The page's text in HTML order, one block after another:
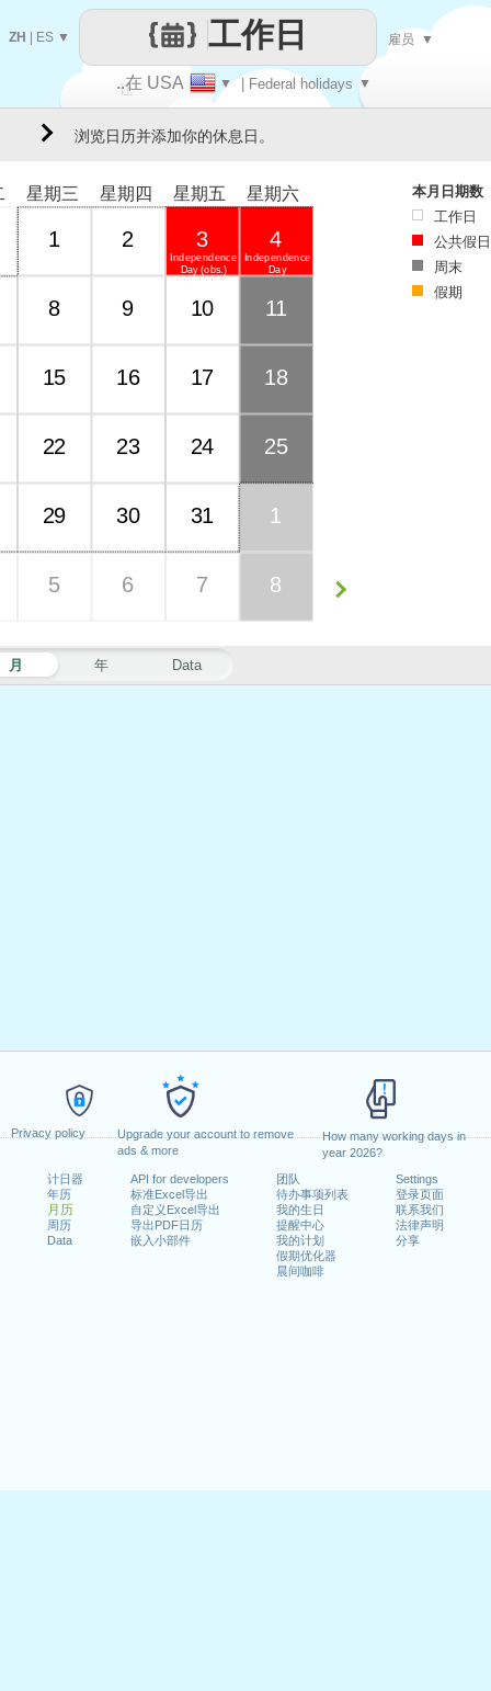
Privacy policy
Upgrade your account to remove
ads & more
How many working days in
year 2026?
计日器
年历
月历
周历
Data
API for developers
标准Excel导出
自定义Excel导出
导出PDF日历
嵌入小部件
团队
待办事项列表
我的生日
提醒中心
我的计划
假期优化器
晨间咖啡
Settings
登录页面
联系我们
法律声明
分享
让
..在 USA ▼ | Federal holidays ▼
工作日
ZH ES ▼ 雇员 ▼
浏览日历并添加你的休息日。
月 年 Data
星期三 星期四 星期五 星期六
1 2
Independence
Day (obs.)
3
Independence
Day
4
8 9 10 11
15 16 17 18
22 23 24 25
29 30 31 1
5 6 7 8
本月日期数
工作日
公共假日
周末
假期